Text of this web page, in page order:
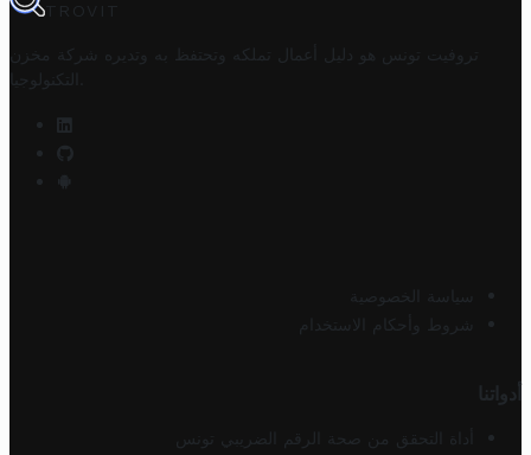
TROVIT
تروفيت تونس هو دليل أعمال تملكه وتحتفظ به وتديره
شركة مخزن
التكنولوجيا
سياسة الخصوصية
شروط وأحكام الاستخدام
أدواتنا
أداة التحقق من صحة الرقم الضريبي تونس